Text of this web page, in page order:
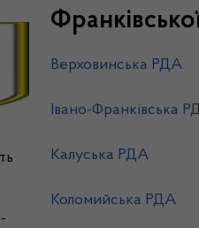
Верховинська РДА
Івано-Франківська
Калуська РДА
Коломийська РДА